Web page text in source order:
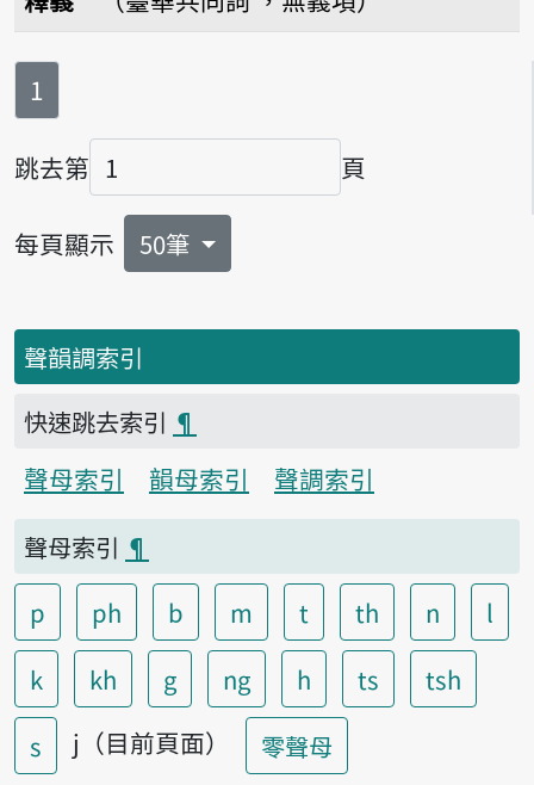
第
1
跳去第
頁碼
頁
每頁顯示 50筆
聲韻調索引
快速跳去索引 ¶
聲母索引
韻母索引
聲調索引
聲母索引 ¶
p
ph b m t th n
l
k
kh g ng h ts
tsh
s
j（目前頁面）
零聲母